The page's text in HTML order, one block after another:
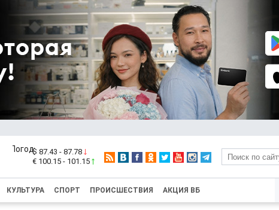
$ 87.43 - 87.78
€ 100.15 - 101.15
КУЛЬТУРА СПОРТ ПРОИСШЕСТВИЯ АКЦИЯ ВБ